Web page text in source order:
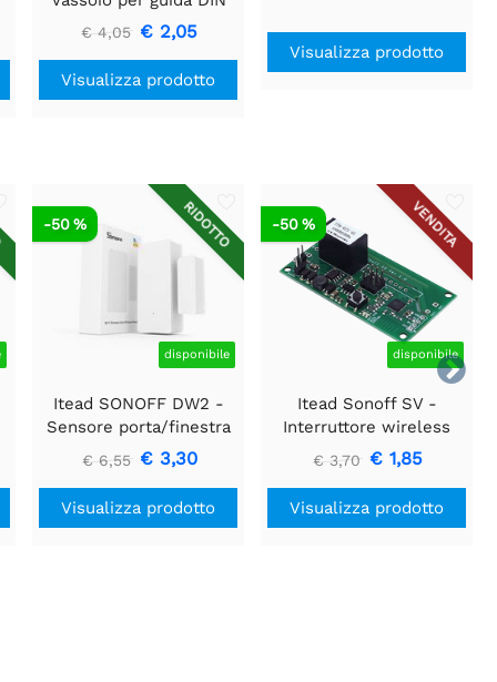
Sonoff
€ 4,05 € 2,05
Visualizza prodotto
Visualizza prodotto

RIDOTTO
disponibile
-50 %
Itead SONOFF DW2 -
Sensore porta/finestra
wireless Wi-Fi
€ 6,55 € 3,30
Visualizza prodotto
VENDITA
disponibile
-50 %
Itead Sonoff SV -
Interruttore wireless
WiFi a tensione sicura
€ 3,70 € 1,85
Visualizza prodotto